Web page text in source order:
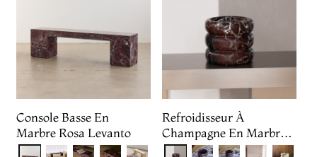
Console Basse En
Marbre Rosa Levanto
Refroidisseur À
Champagne En Marbre
Rosa Levanto